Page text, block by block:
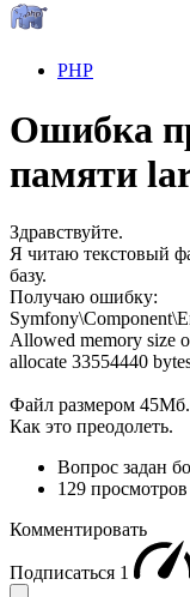
PHP
Ошибка
памяти
Здравствуйте.
Я читаю текстовый
базу.
Получаю ошибку:
Allowed memory size
allocate 33554440
Файл размером 45Мб.
Как это преодолеть.
Вопрос задан
129 просмотров
Комментировать
Подписаться 1